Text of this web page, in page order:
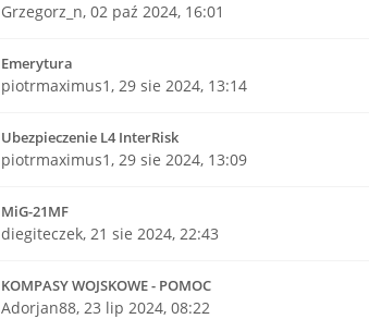
Grzegorz_n, 02 paź 2024, 16:01
Emerytura
piotrmaximus1, 29 sie 2024, 13:14
Ubezpieczenie L4 InterRisk
piotrmaximus1, 29 sie 2024, 13:09
MiG-21MF
diegiteczek, 21 sie 2024, 22:43
KOMPASY WOJSKOWE - POMOC
Adorjan88, 23 lip 2024, 08:22